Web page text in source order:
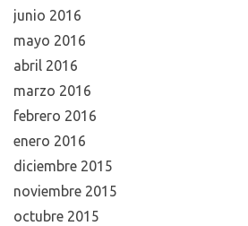
junio 2016
mayo 2016
abril 2016
marzo 2016
febrero 2016
enero 2016
diciembre 2015
noviembre 2015
octubre 2015